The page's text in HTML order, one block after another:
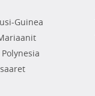
Guinea